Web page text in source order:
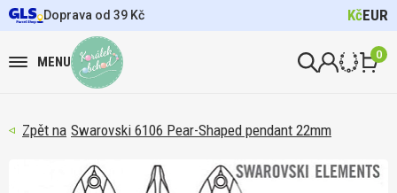
Doprava od 39 Kč KčEUR
MENU 0
Swarovski 6106 Pear-Shaped pendant 22mm